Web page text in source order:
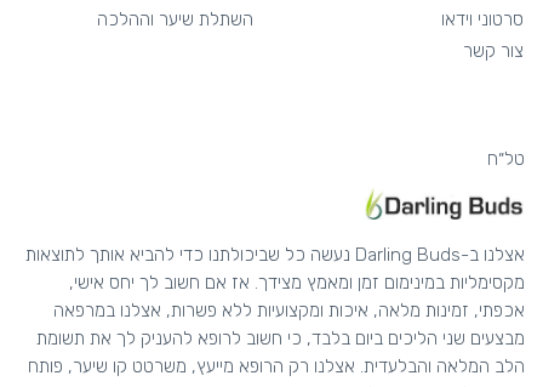
סרטוני וידאו
צור קשר
השתלת שיער וההלכה
טל״ח
אצלנו ב-Darling Buds נעשה כל שביכולתנו כדי להביא אותך לתוצאות
מקסימליות במינימום זמן ומאמץ מצידך. אז אם חשוב לך יחס אישי,
אכפתי, זמינות מלאה, איכות ומקצועיות ללא פשרות, אצלנו במרפאה
מבצעים שני הליכים ביום בלבד, כי חשוב לרופא להעניק לך את תשומת
הלב המלאה והבלעדית. אצלנו רק הרופא מייעץ, משרטט קו שיער, פותח